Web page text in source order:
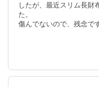
したが、最近スリム長財
た。
傷んでないので、残念で